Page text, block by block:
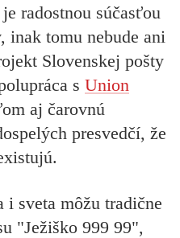
radostnou súčasťou
inak tomu nebude ani
Slovenskej pošty
s Union
aj čarovnú
presvedčí, že
i sveta môžu tradične
"Ježiško 999 99",